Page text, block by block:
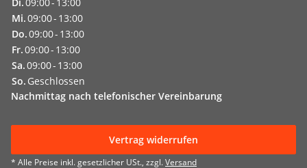
Mi.09:00- 13:00
Do.09:00- 13:00
Fr.09:00- 13:00
Sa.09:00- 13:00
So. Geschlossen
Nachmittag nach telefonischer Vereinbarung
Vertrag widerrufen
* Alle Preise inkl. gesetzlicher USt., zzgl.Versand